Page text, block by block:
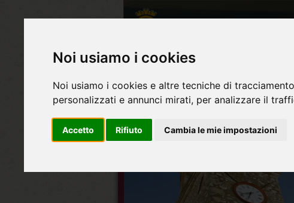
Noi usiamo i cookies
Noi usiamo i cookies e altre tecniche di
personalizzati e annunci mirati, per analizzare il
Accetto Rifiuto Cambia le mie impostazioni